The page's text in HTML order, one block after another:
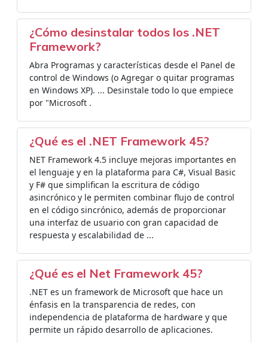
¿Cómo desinstalar todos los .NET
Framework?
Abra Programas y características desde el Panel de
control de Windows (o Agregar o quitar programas
en Windows XP). ... Desinstale todo lo que empiece
por "Microsoft .
¿Qué es el .NET Framework 45?
NET Framework 4.5 incluye mejoras importantes en
el lenguaje y en la plataforma para C#, Visual Basic
y F# que simplifican la escritura de código
asincrónico y le permiten combinar flujo de control
en el código sincrónico, además de proporcionar
una interfaz de usuario con gran capacidad de
respuesta y escalabilidad de ...
¿Qué es el Net Framework 45?
.NET es un framework de Microsoft que hace un
énfasis en la transparencia de redes, con
independencia de plataforma de hardware y que
permite un rápido desarrollo de aplicaciones.